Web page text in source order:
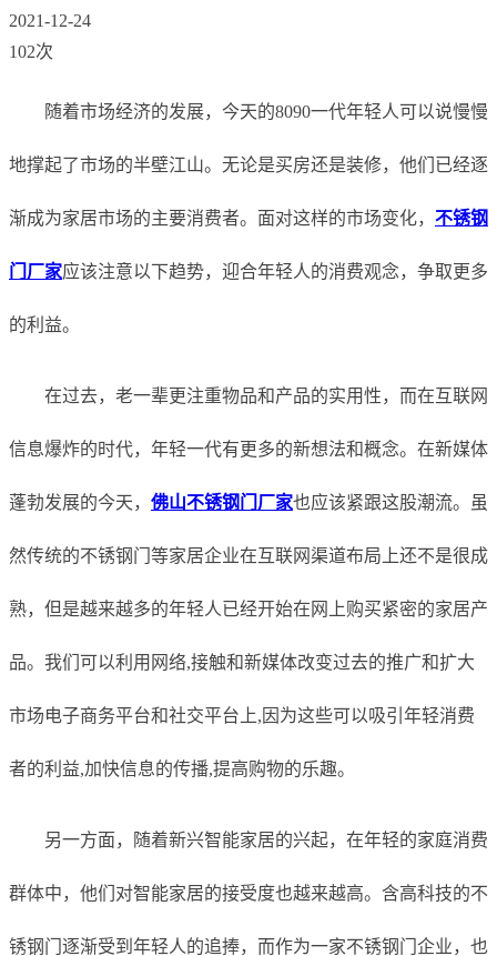
2021-12-24
102次
随着市场经济的发展，今天的8090一代年轻人可以说慢慢
地撑起了市场的半壁江山。无论是买房还是装修，他们已经逐
渐成为家居市场的主要消费者。面对这样的市场变化， 不锈钢
门厂家应该注意以下趋势，迎合年轻人的消费观念，争取更多
的利益。
在过去，老一辈更注重物品和产品的实用性，而在互联网
信息爆炸的时代，年轻一代有更多的新想法和概念。在新媒体
蓬勃发展的今天， 佛山不锈钢门厂家也应该紧跟这股潮流。虽
然传统的不锈钢门等家居企业在互联网渠道布局上还不是很成
熟，但是越来越多的年轻人已经开始在网上购买紧密的家居产
品。我们可以利用网络,接触和新媒体改变过去的推广和扩大
市场电子商务平台和社交平台上,因为这些可以吸引年轻消费
者的利益,加快信息的传播,提高购物的乐趣。
另一方面，随着新兴智能家居的兴起，在年轻的家庭消费
群体中，他们对智能家居的接受度也越来越高。含高科技的不
锈钢门逐渐受到年轻人的追捧，而作为一家不锈钢门企业，也